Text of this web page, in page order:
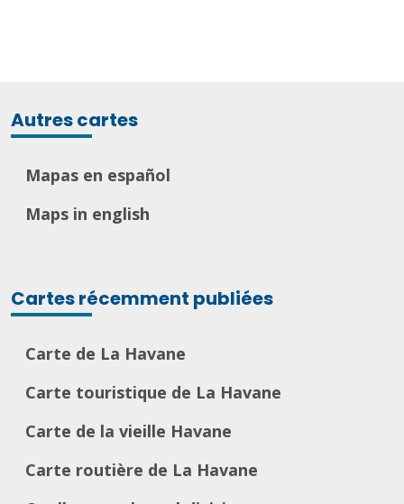
Autres cartes
Mapas en español
Maps in english
Cartes récemment publiées
Carte de La Havane
Carte touristique de La Havane
Carte de la vieille Havane
Carte routière de La Havane